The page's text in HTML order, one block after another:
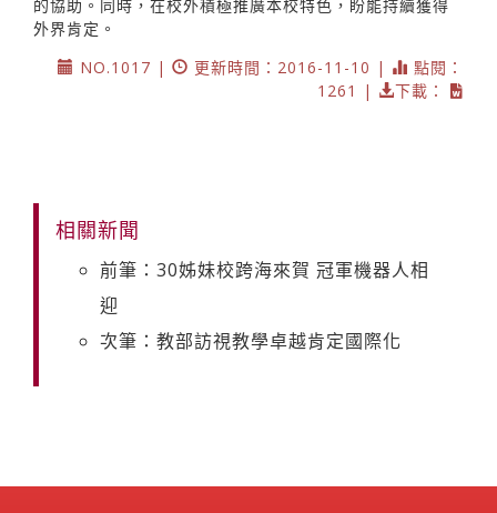
的協助。同時，在校外積極推廣本校特色，盼能持續獲得
外界肯定。
NO.1017 |
更新時間：2016-11-10 |
點閱：
1261 |
下載：
相關新聞
前筆：30姊妹校跨海來賀 冠軍機器人相
迎
次筆：教部訪視教學卓越肯定國際化